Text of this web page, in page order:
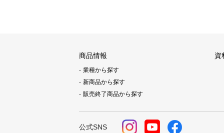
商品情報
業種から探す
新商品から探す
販売終了商品から探す
資
公式SNS